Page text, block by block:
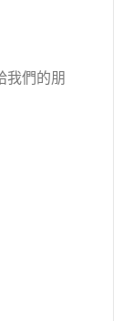
我們的朋